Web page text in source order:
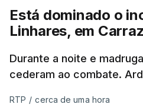
ERRO100
ERROR ON HTML5
ESTE CONTEÚDO
MOMENTO
Está dominado o
Linhares, em
Durante a noite e
cederam ao combate.
RTP / cerca de uma hora